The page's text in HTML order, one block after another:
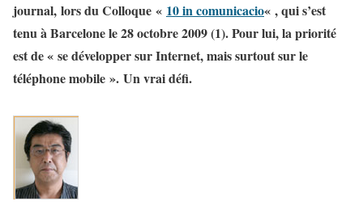
journal, lors du Colloque « 10 in comunicacio« , qui s’est
tenu à Barcelone le 28 octobre 2009 (1). Pour lui, la priorité
est de « se développer sur Internet, mais surtout sur le
téléphone mobile ». Un vrai défi.